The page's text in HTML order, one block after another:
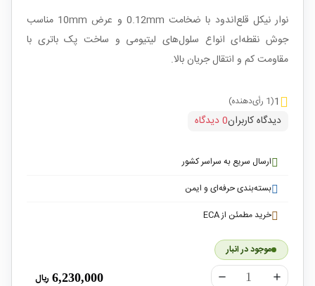
نوار نیکل قلع‌اندود با ضخامت 0.12mm و عرض 10mm مناسب
جوش نقطه‌ای انواع سلول‌های لیتیومی و ساخت پک باتری با
مقاومت کم و انتقال جریان بالا.
1(1 رأی‌دهنده)
دیدگاه کاربران0 دیدگاه
ارسال سریع به سراسر کشور
بسته‌بندی حرفه‌ای و ایمن
خرید مطمئن از ECA
موجود در انبار
remove add
6,230,000 ریال